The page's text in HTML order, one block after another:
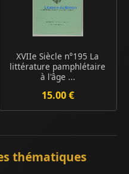
XVIIe Siècle n°195 La
littérature pamphlétaire
à l'âge ...
15.00 €
thématiques